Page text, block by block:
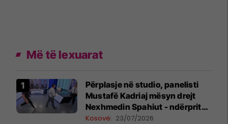
Më të lexuarat
Përplasje në studio, panelisti
Mustafë Kadriaj mësyn drejt
Nexhmedin Spahiut - ndërpritet
transmetimi
Kosovë 23/07/2026